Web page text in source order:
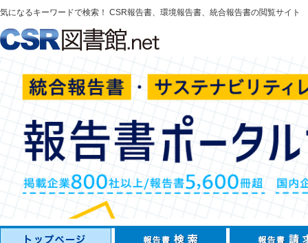
気になるキーワードで検索！ CSR報告書、環境報告書、統合報告書の閲覧サイト